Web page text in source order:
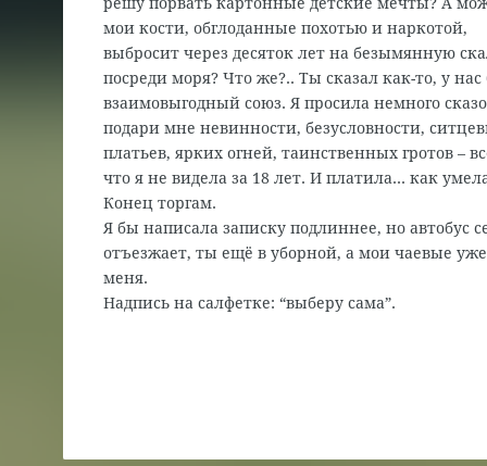
мои кости, обглоданные похотью и наркотой,
выбросит через десяток лет на безымянную
посреди моря? Что же?.. Ты сказал как-то, у
взаимовыгодный союз. Я просила немного
подари мне невинности, безусловности,
платьев, ярких огней, таинственных гротов –
что я не видела за 18 лет. И платила… как
Конец торгам.
Я бы написала записку подлиннее, но автобус
отъезжает, ты ещё в уборной, а мои чаевые
меня.
Надпись на салфетке: “выберу сама”.